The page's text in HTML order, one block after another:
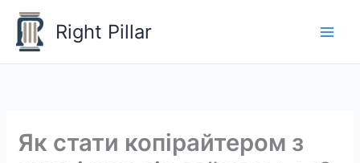
Skip
content
Right Pillar
Як стати копірайтером з